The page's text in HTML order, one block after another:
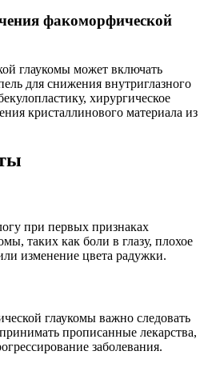
факоморфической
глаукомы может включать
для снижения внутриглазного
хирургическое
кристаллинового материала из
при первых признаках
таких как боли в глазу, плохое
изменение цвета радужки.
глаукомы важно следовать
прописанные лекарства,
заболевания.